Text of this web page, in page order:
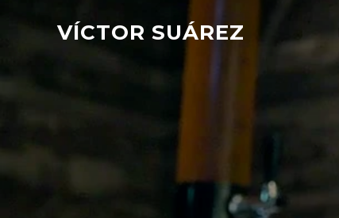
VÍCTOR SUÁREZ